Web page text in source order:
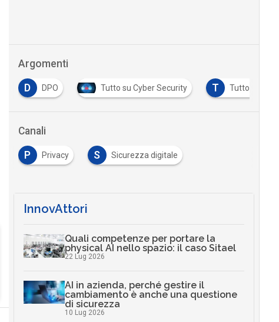
Argomenti
D DPO Tutto su Cyber Security T Tutto su
Canali
P Privacy S Sicurezza digitale
InnovAttori
Quali competenze per portare la
physical AI nello spazio: il caso Sitael
22 Lug 2026
AI in azienda, perché gestire il
cambiamento è anche una questione
di sicurezza
10 Lug 2026